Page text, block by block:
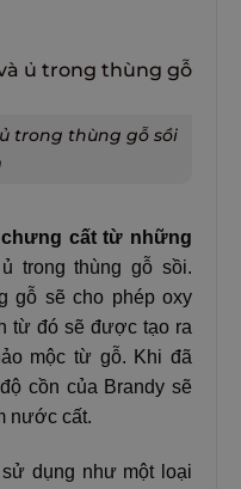
trong thùng gỗ sồi
cất từ những
trong thùng gỗ sồi.
gỗ sẽ cho phép oxy
từ đó sẽ được tạo ra
mộc từ gỗ. Khi đã
cồn của Brandy sẽ
nước cất.
dụng như một loại